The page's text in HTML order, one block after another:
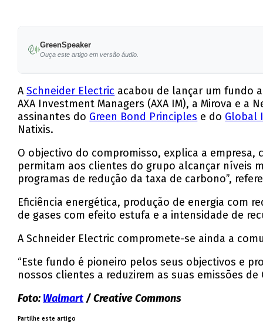
GreenSpeaker
Ouça este artigo em versão áudio.
ASchneider Electric acabou de lançar um fundo
AXA Investment Managers (AXA IM), a Mirova e a
assinantes do Green Bond Principles e do Global
Natixis.
O objectivo do compromisso, explica a
permitam aos clientes do grupo alcançar níveis
programas de redução da taxa de carbono”,
Eficiência energética, produção de energia com
de gases com efeito estufa e a intensidade de
A Schneider Electric compromete-se ainda a
“Este fundo é pioneiro pelos seus objectivos e
nossos clientes a reduzirem as suas emissões de
Foto: Walmart / Creative Commons
Partilhe este artigo